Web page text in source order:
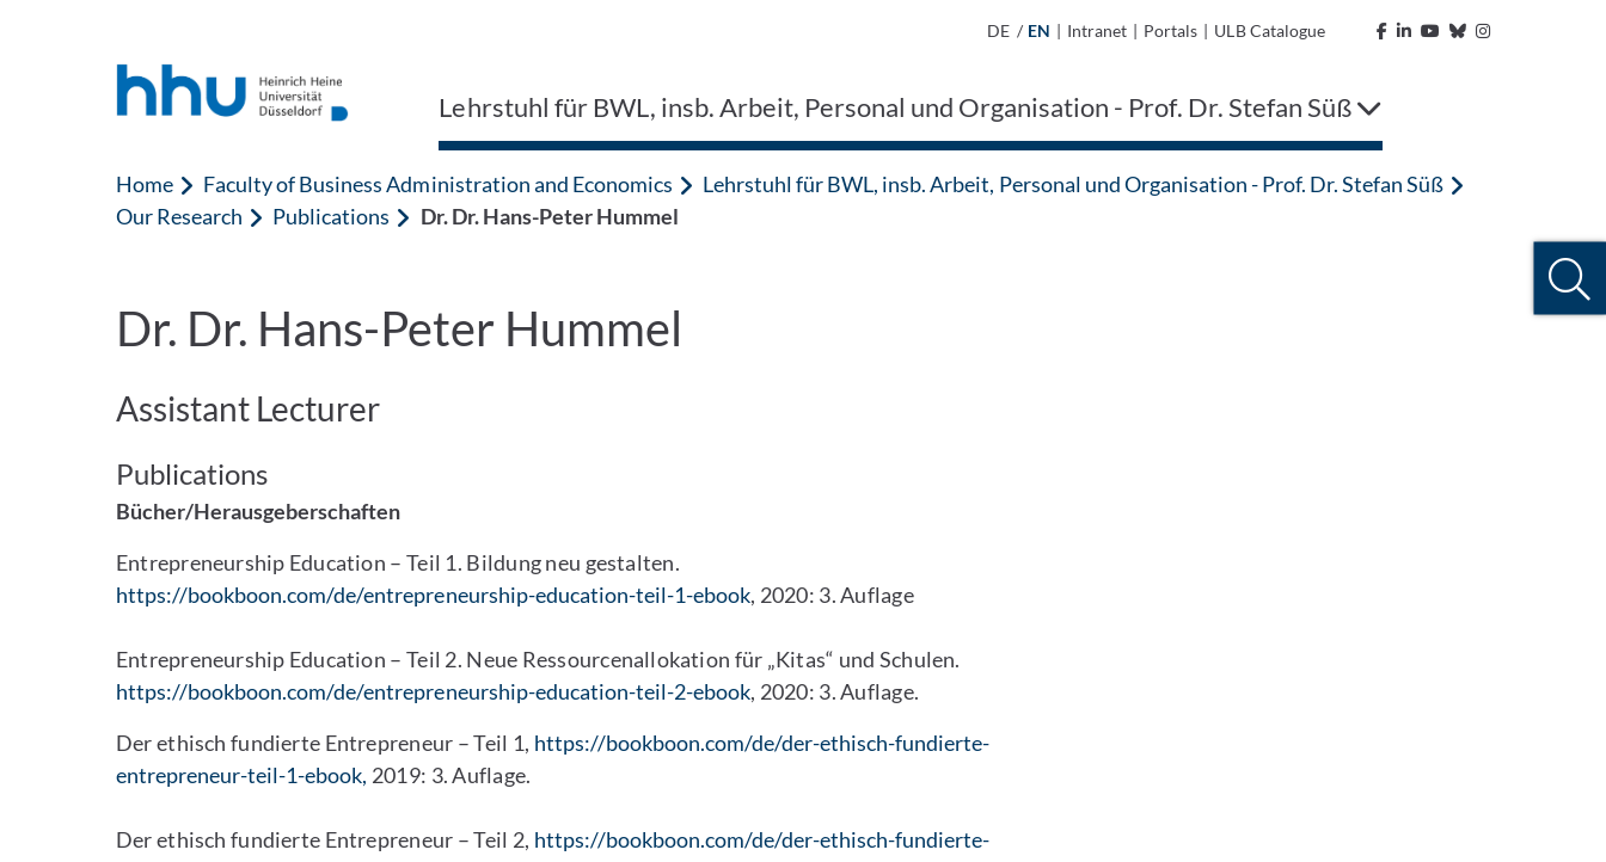
DE / EN | Intranet | Portals | ULB Catalogue
Lehrstuhl für BWL, insb. Arbeit, Personal und Organisation - Prof. Dr. Stefan Süß
Home Faculty of Business Administration and Economics
Lehrstuhl für BWL, insb. Arbeit, Personal und Organisation - Prof. Dr. Stefan Süß
Our Research
Publications Dr. Dr. Hans-Peter Hummel
Dr. Dr. Hans-Peter Hummel
Assistant Lecturer
Publications
Bücher/Herausgeberschaften
Entrepreneurship Education – Teil 1. Bildung neu gestalten.
https://bookboon.com/de/entrepreneurship-education-teil-1-ebook, 2020: 3. Auflage
Entrepreneurship Education – Teil 2. Neue Ressourcenallokation für „Kitas“ und Schulen.
https://bookboon.com/de/entrepreneurship-education-teil-2-ebook, 2020: 3. Auflage.
Der ethisch fundierte Entrepreneur – Teil 1, https://bookboon.com/de/der-ethisch-fundierte-
entrepreneur-teil-1-ebook, 2019: 3. Auflage.
Der ethisch fundierte Entrepreneur – Teil 2, https://bookboon.com/de/der-ethisch-fundierte-